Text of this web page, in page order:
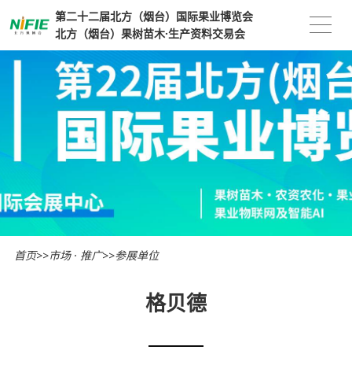
第二十二届北方（烟台）国际果业博览会
北方（烟台）果树苗木·生产资料交易会
首页>>市场 · 推广>>参展单位
格贝德